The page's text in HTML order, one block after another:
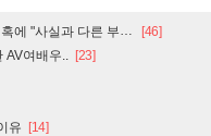
실과 다른 부분 있어" [46]
여배우.. [23]
유 [14]